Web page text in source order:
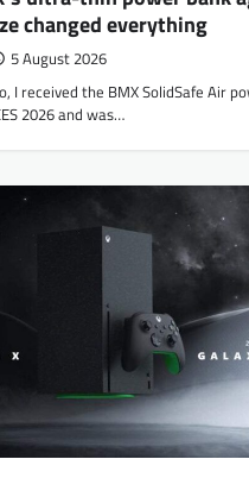
changed everything
5 August 2026
I received the BMX SolidSafe Air
2026 and was…